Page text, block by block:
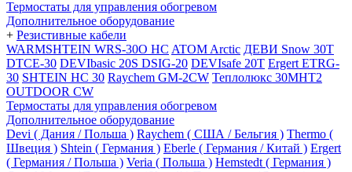
Термостаты для управления обогревом
Дополнительное оборудование
+ Резистивные кабели
WARMSHTEIN WRS-30O HC ATOM Arctic ДЕВИ Snow 30T
DTCE-30 DEVIbasic 20S DSIG-20 DEVIsafe 20T Ergert ETRG-
30 SHTEIN HC 30 Raychem GM-2CW Теплолюкс 30МНТ2
OUTDOOR CW
Термостаты для управления обогревом
Дополнительное оборудование
Devi ( Дания / Польша ) Raychem ( США / Бельгия ) Thermo (
Швеция ) Shtein ( Германия ) Eberle ( Германия / Китай ) Ergert
( Германия / Польша ) Veria ( Польша ) Hemstedt ( Германия )